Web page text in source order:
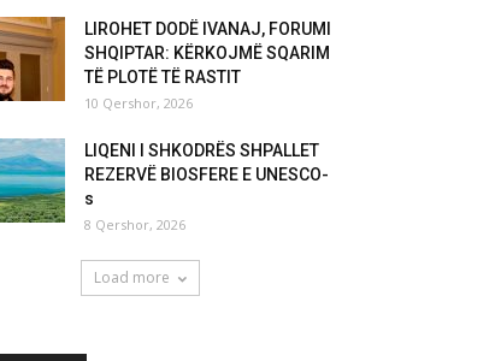
LIROHET DODË IVANAJ, FORUMI
SHQIPTAR: KËRKOJMË SQARIM
TË PLOTË TË RASTIT
10 Qershor, 2026
LIQENI I SHKODRËS SHPALLET
REZERVË BIOSFERE E UNESCO-
s
8 Qershor, 2026
Load more